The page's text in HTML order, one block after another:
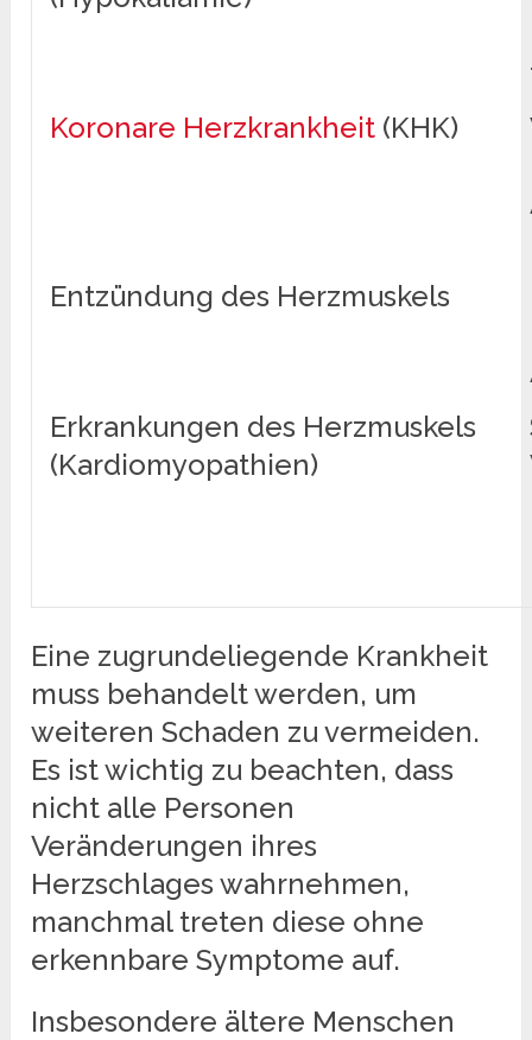
Koronare Herzkrankheit (KHK)
Entzündung des Herzmuskels
Erkrankungen des Herzmuskels
(Kardiomyopathien)
Eine zugrundeliegende Krankheit
muss behandelt werden, um
weiteren Schaden zu vermeiden.
Es ist wichtig zu beachten, dass
nicht alle Personen
Veränderungen ihres
Herzschlages wahrnehmen,
manchmal treten diese ohne
erkennbare Symptome auf.
Insbesondere ältere Menschen